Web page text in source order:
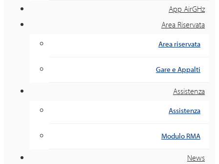
App AirGHz
Area Riservata
Area riservata
Gare e Appalti
Assistenza
Assistenza
Modulo RMA
News